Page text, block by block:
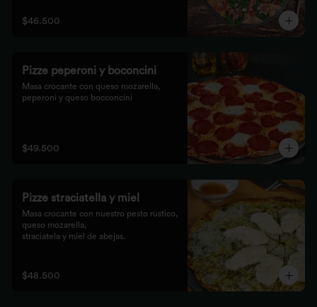
$46.500
Pizze peperoni y boconcini
Masa crocante con queso mozarella,
peperoni y queso bocconcini
$49.500
Pizze straciatella y miel
Masa crocante con nuestro pesto rústico,
queso mozarella,
straciatela y miel de abejas.
$48.500